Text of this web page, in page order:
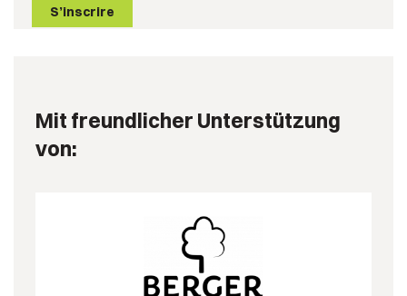
S’inscrire
Mit freundlicher Unterstützung
von: